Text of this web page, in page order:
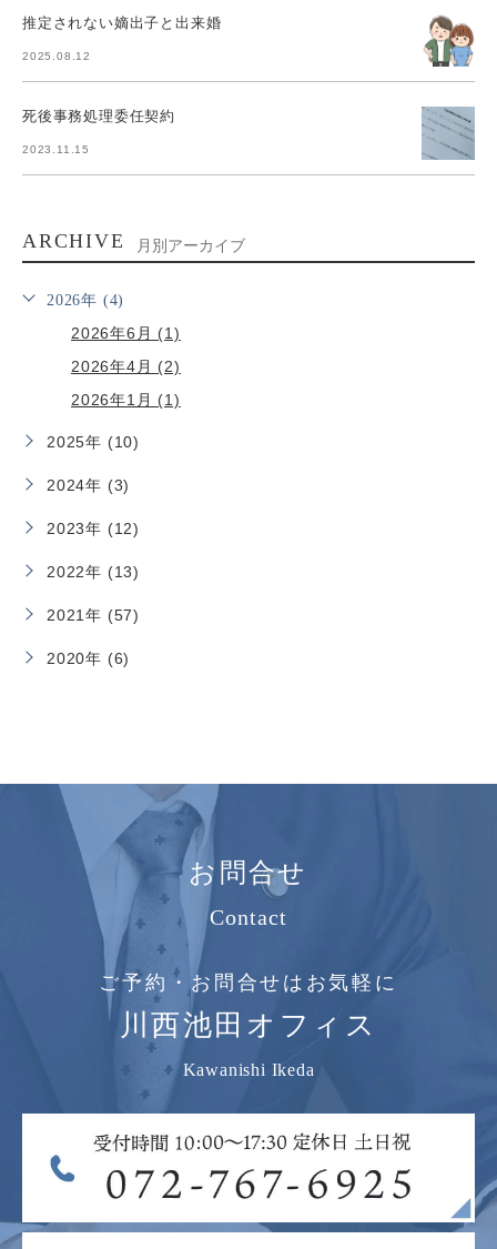
推定されない嫡出子と出来婚
2025.08.12
死後事務処理委任契約
2023.11.15
ARCHIVE 月別アーカイブ
2026年 (4)
2026年6月 (1)
2026年4月 (2)
2026年1月 (1)
2025年 (10)
2024年 (3)
2023年 (12)
2022年 (13)
2021年 (57)
2020年 (6)
お問合せ
Contact
ご予約・お問合せはお気軽に
川西池田オフィス
Kawanishi Ikeda